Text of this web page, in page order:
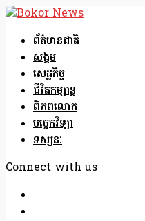
ព័ត៌មានជាតិ
សង្គម
សេដ្ឋកិច្ច
ជីវិតកម្សាន្ត
ពិភពលោក
បច្ចេកវិទ្យា
ទស្សនៈ
Connect with us